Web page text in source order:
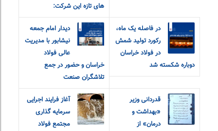
های تازه این شرکت:
در فاصله یک ماه،
رکورد تولید شمش
در فولاد خراسان
دوباره شکسته شد
دیدار امام جمعه
نیشابور با مدیریت
عالی فولاد
خراسان و حضور در جمع
تلاشگران صنعت
قدردانی وزیر
«بهداشت و
درمان» از
آغاز فرایند اجرایی
سرمایه گذاری
مجتمع فولاد